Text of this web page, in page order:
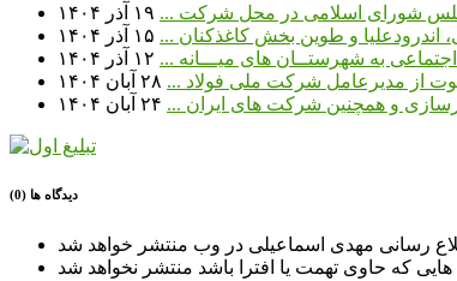
شورای اسلامی در محل شرکت ... ۱۹ آذر ۱۴۰۴
اندرودعلیا و طوین بخش کاغذکنان ... ۱۵ آذر ۱۴۰۴
به شهرستــان های میـــانه ... ۱۲ آذر ۱۴۰۴
از مدیرعامل شرکت ملی فولاد ... ۲۸ آبان ۱۴۰۴
و همچنین شرکت های ایران ... ۲۴ آبان ۱۴۰۴
دیدگاه ها (0)